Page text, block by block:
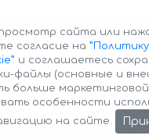
права © 2026 Авто-
сайта или
согласие на
и соглашаетесь
файлы (основные и
больше
особенности
на сайте.